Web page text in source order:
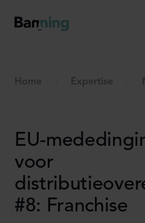
Home Expertise
EU-
voor
#8: Franchise